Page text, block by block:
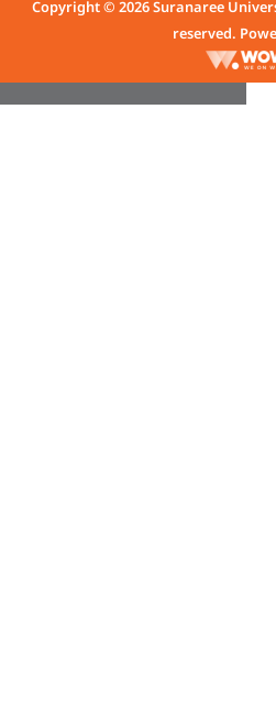
Copyright © 2026 Suranaree
reserved.